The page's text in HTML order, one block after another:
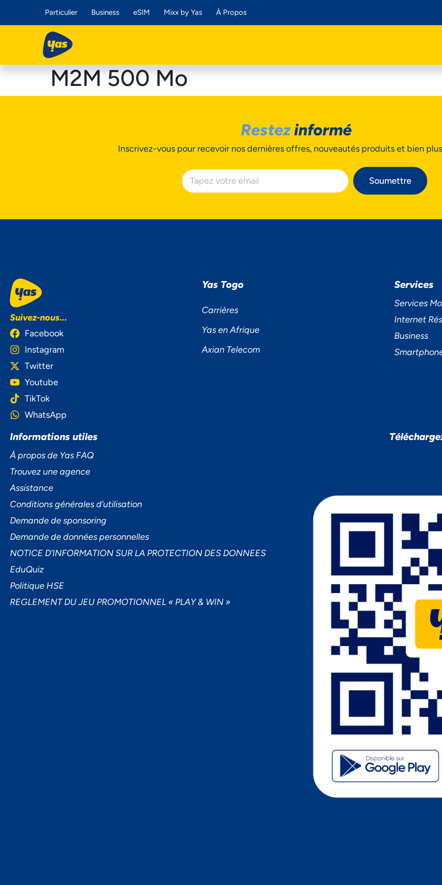
Particulier Business eSIM Mixx by Yas À Propos
M2M 500 Mo
Restezinformé
Inscrivez-vous pour recevoir nos dernières offres, nouveautés produits et bien
Soumettre
Suivez-nous...
Facebook
Instagram
Twitter
Youtube
TikTok
WhatsApp
Yas Togo
Carrières
Yas en Afrique
Axian Telecom
Services
Services
Internet
Business
Informations utiles
À propos de Yas FAQ
Trouvez une agence
Assistance
Conditions générales d’utilisation
Demande de sponsoring
Demande de données personnelles
NOTICE D’INFORMATION SUR LA PROTECTION DES DONNEES
EduQuiz
Politique HSE
REGLEMENT DU JEU PROMOTIONNEL « PLAY & WIN »
Accepter